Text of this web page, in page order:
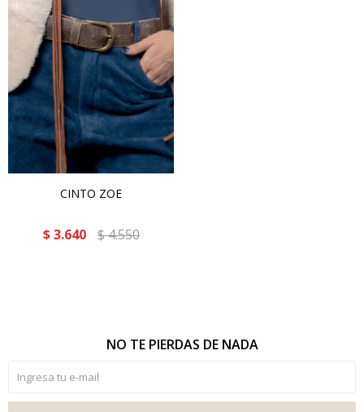
CINTO ZOE
$ 3.640 $4.550
NO TE PIERDAS DE NADA